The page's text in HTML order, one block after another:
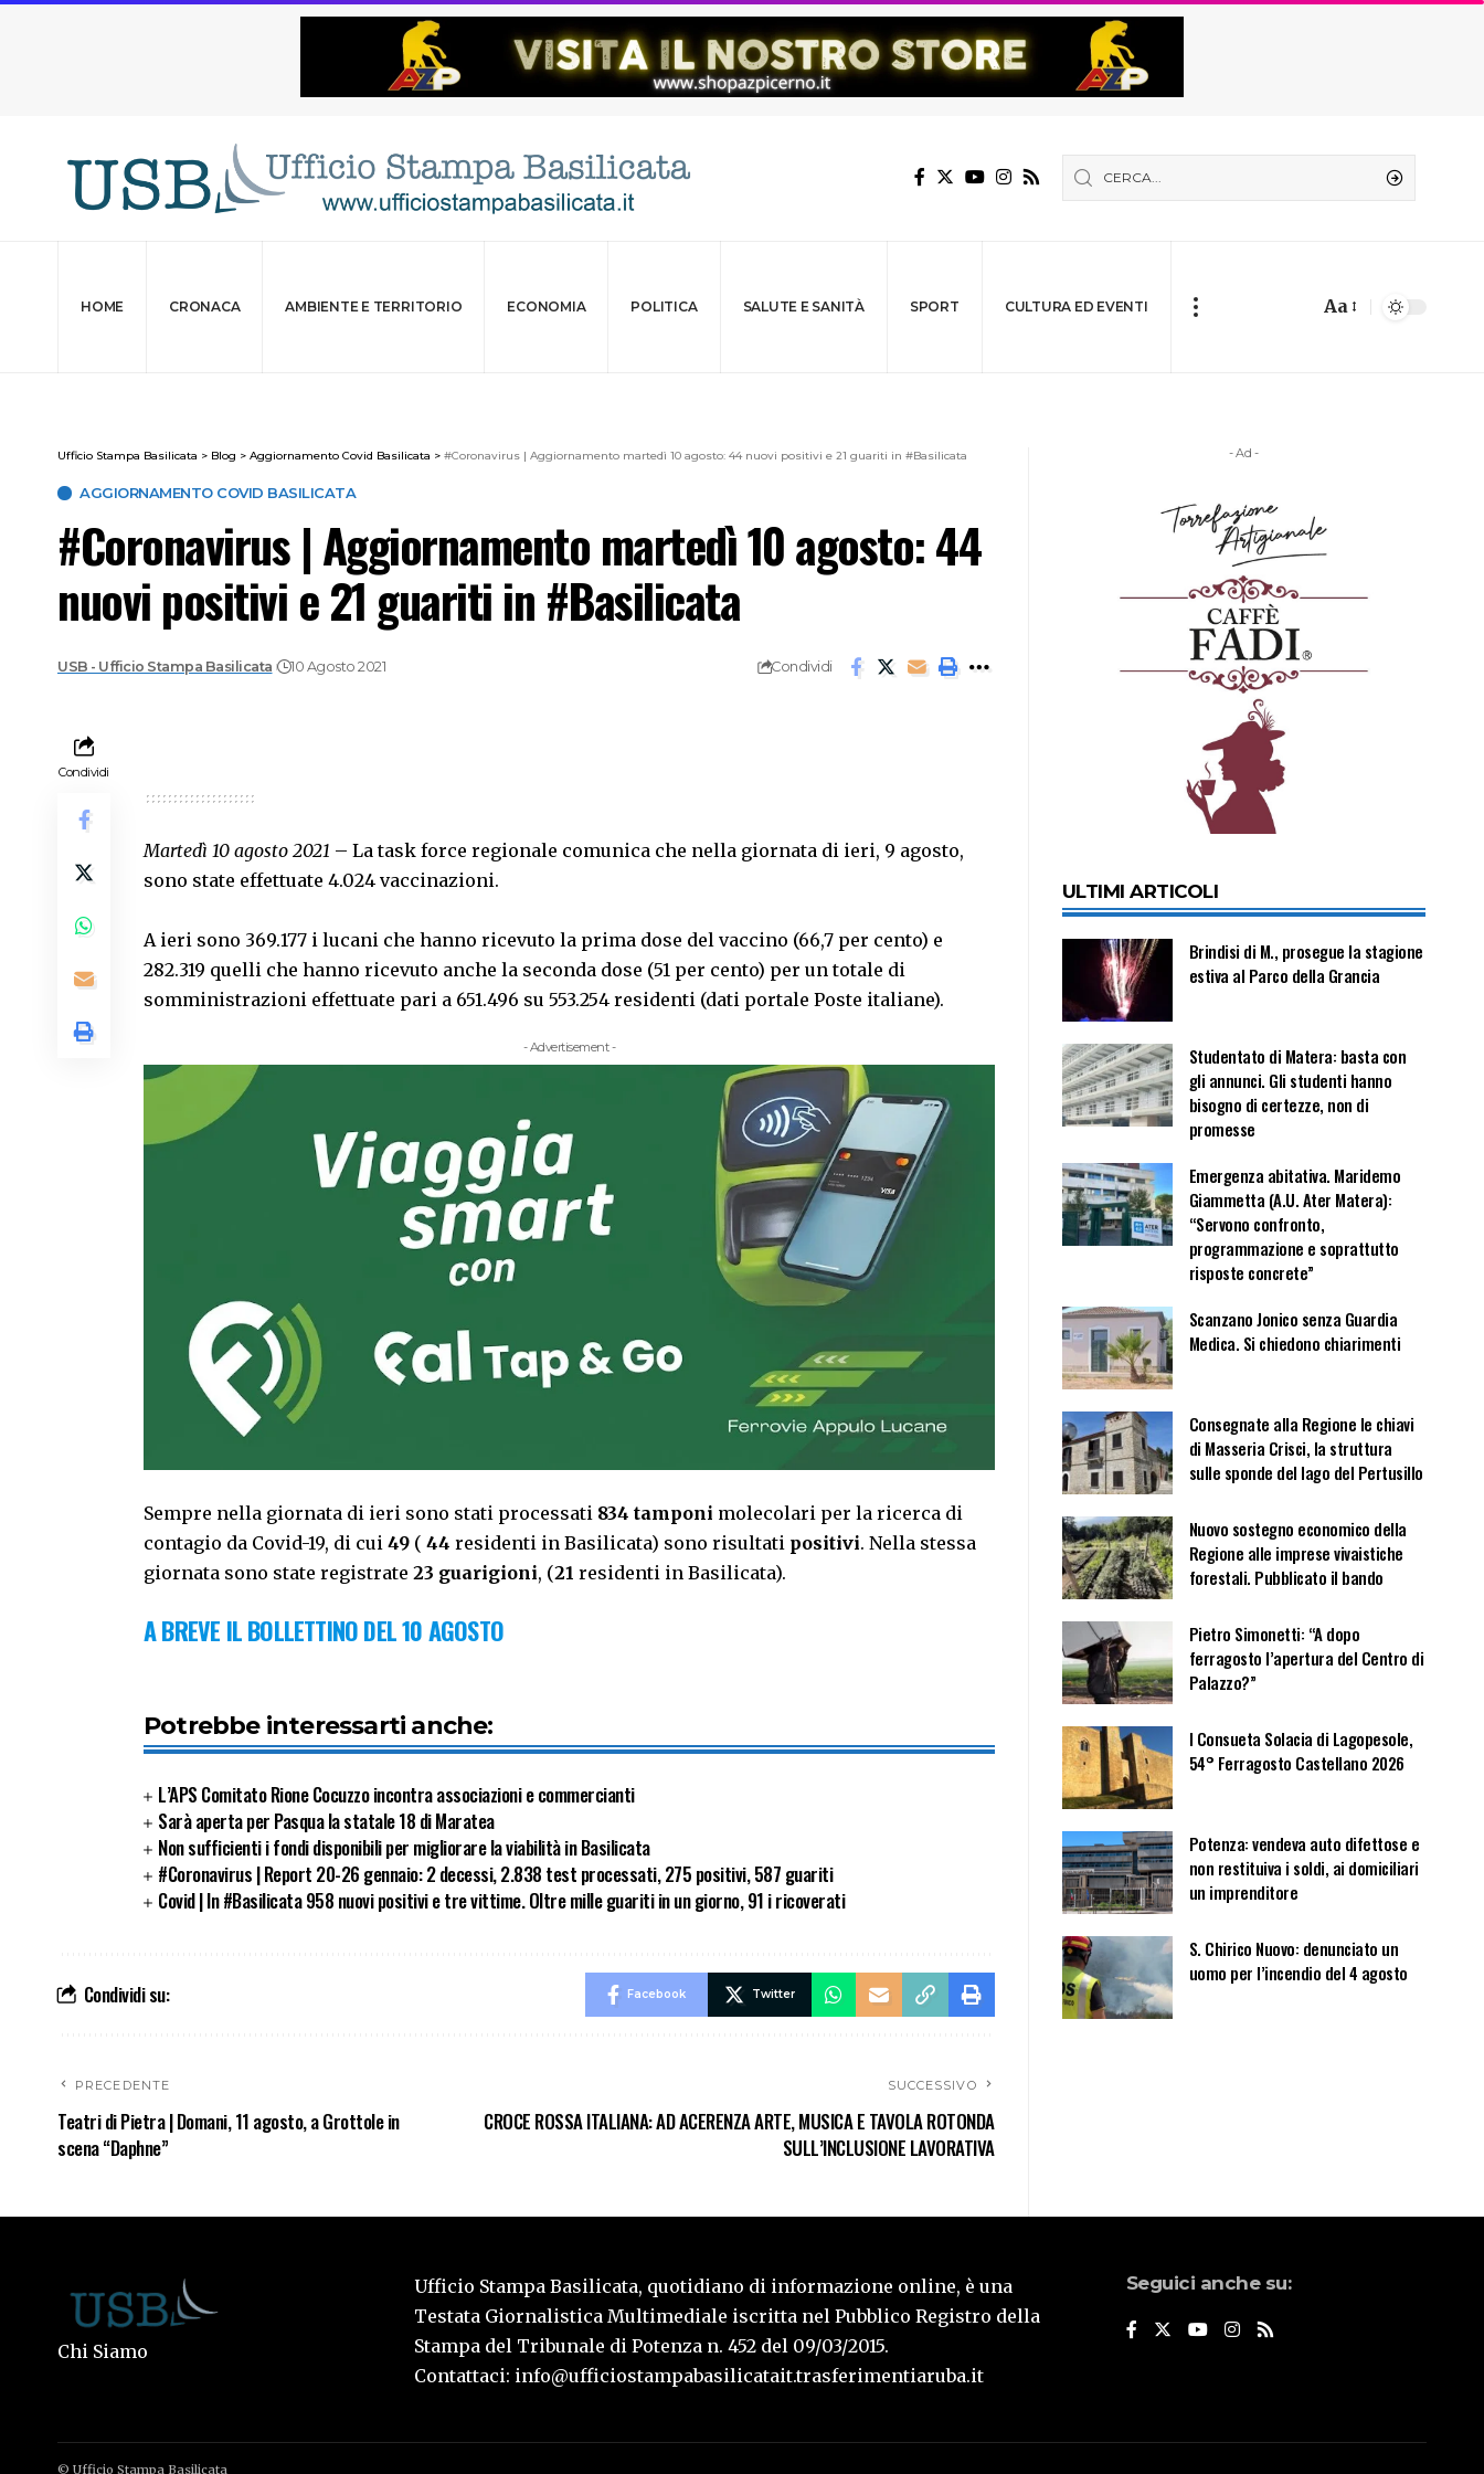
HOME CRONACA AMBIENTE E TERRITORIO ECONOMIA POLITICA SALUTE E SANITÀ SPORT CULTURA ED EVENTI Aa
Ufficio Stampa Basilicata > Blog > Aggiornamento Covid Basilicata > #Coronavirus | Aggiornamento martedì 10 agosto: 44 nuovi positivi e 21 guariti in #Basilicata
AGGIORNAMENTO COVID BASILICATA
#Coronavirus | Aggiornamento martedì 10 agosto: 44
nuovi positivi e 21 guariti in #Basilicata
USB - Ufficio Stampa Basilicata 10 Agosto 2021 Condividi
Condividi
Martedì 10 agosto 2021 – La task force regionale comunica che nella giornata di ieri, 9 agosto,
sono state effettuate 4.024 vaccinazioni.
A ieri sono 369.177 i lucani che hanno ricevuto la prima dose del vaccino (66,7 per cento) e
282.319 quelli che hanno ricevuto anche la seconda dose (51 per cento) per un totale di
somministrazioni effettuate pari a 651.496 su 553.254 residenti (dati portale Poste italiane).
- Advertisement -
Sempre nella giornata di ieri sono stati processati 834 tamponi molecolari per la ricerca di
contagio da Covid-19, di cui 49 ( 44 residenti in Basilicata) sono risultati positivi. Nella stessa
giornata sono state registrate 23 guarigioni, (21 residenti in Basilicata).
A BREVE IL BOLLETTINO DEL 10 AGOSTO
Potrebbe interessarti anche:
L’APS Comitato Rione Cocuzzo incontra associazioni e commercianti
Sarà aperta per Pasqua la statale 18 di Maratea
Non sufficienti i fondi disponibili per migliorare la viabilità in Basilicata
#Coronavirus | Report 20-26 gennaio: 2 decessi, 2.838 test processati, 275 positivi, 587 guariti
Covid | In #Basilicata 958 nuovi positivi e tre vittime. Oltre mille guariti in un giorno, 91 i ricoverati
Condividi su: Facebook Twitter
PRECEDENTE
Teatri di Pietra | Domani, 11 agosto, a Grottole in
scena “Daphne”
SUCCESSIVO
CROCE ROSSA ITALIANA: AD ACERENZA ARTE, MUSICA E TAVOLA ROTONDA
SULL’INCLUSIONE LAVORATIVA
- Ad -
ULTIMI ARTICOLI
Brindisi di M., prosegue la stagione
estiva al Parco della Grancia
Studentato di Matera: basta con
gli annunci. Gli studenti hanno
bisogno di certezze, non di
promesse
Emergenza abitativa. Maridemo
Giammetta (A.U. Ater Matera):
“Servono confronto,
programmazione e soprattutto
risposte concrete”
Scanzano Jonico senza Guardia
Medica. Si chiedono chiarimenti
Consegnate alla Regione le chiavi
di Masseria Crisci, la struttura
sulle sponde del lago del Pertusillo
Nuovo sostegno economico della
Regione alle imprese vivaistiche
forestali. Pubblicato il bando
Pietro Simonetti: “A dopo
ferragosto l’apertura del Centro di
Palazzo?”
I Consueta Solacia di Lagopesole,
54° Ferragosto Castellano 2026
Potenza: vendeva auto difettose e
non restituiva i soldi, ai domiciliari
un imprenditore
S. Chirico Nuovo: denunciato un
uomo per l’incendio del 4 agosto
Chi Siamo
Ufficio Stampa Basilicata, quotidiano di informazione online, è una
Testata Giornalistica Multimediale iscritta nel Pubblico Registro della
Stampa del Tribunale di Potenza n. 452 del 09/03/2015.
Contattaci: info@ufficiostampabasilicatait.trasferimentiaruba.it
Seguici anche su:
© Ufficio Stampa Basilicata